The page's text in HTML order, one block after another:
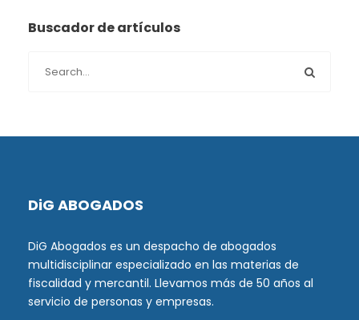
Buscador de artículos
DiG ABOGADOS
DiG Abogados es un despacho de abogados
multidisciplinar especializado en las materias de
fiscalidad y mercantil. Llevamos más de 50 años al
servicio de personas y empresas.